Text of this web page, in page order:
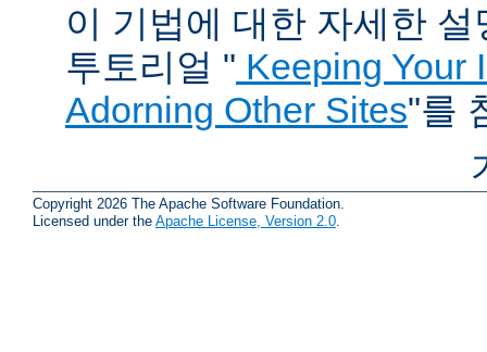
이 기법에 대한 자세한
투토리얼 " Keeping Your
Adorning Other Sites"를
Copyright 2026 The Apache Software Foundation.
Licensed under the Apache License, Version 2.0